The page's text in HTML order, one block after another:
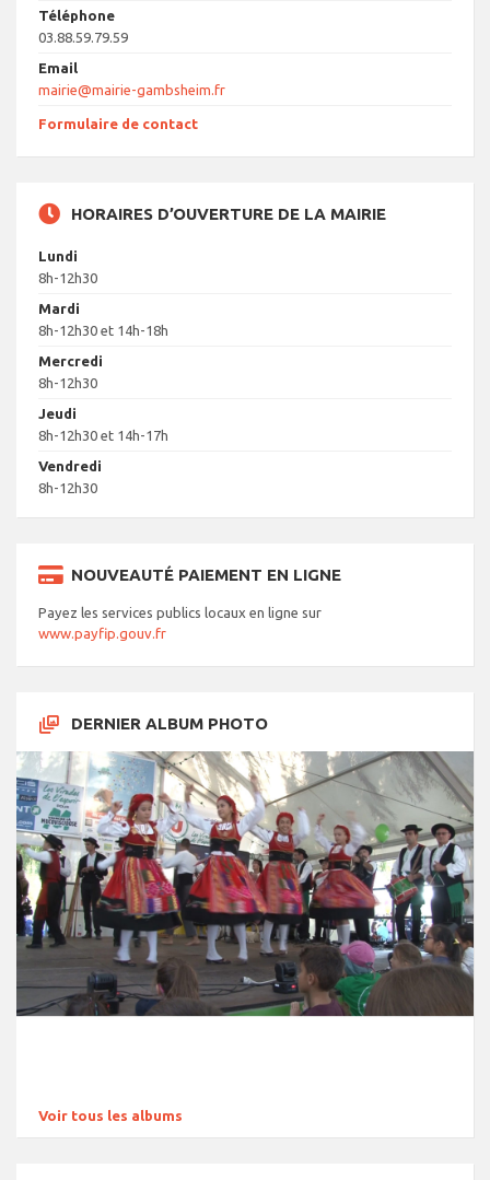
Téléphone
03.88.59.79.59
Email
mairie@mairie-gambsheim.fr
Formulaire de contact
HORAIRES D’OUVERTURE DE LA MAIRIE
Lundi
8h-12h30
Mardi
8h-12h30 et 14h-18h
Mercredi
8h-12h30
Jeudi
8h-12h30 et 14h-17h
Vendredi
8h-12h30
NOUVEAUTÉ PAIEMENT EN LIGNE
Payez les services publics locaux en ligne sur
www.payfip.gouv.fr
DERNIER ALBUM PHOTO
Voir tous les albums